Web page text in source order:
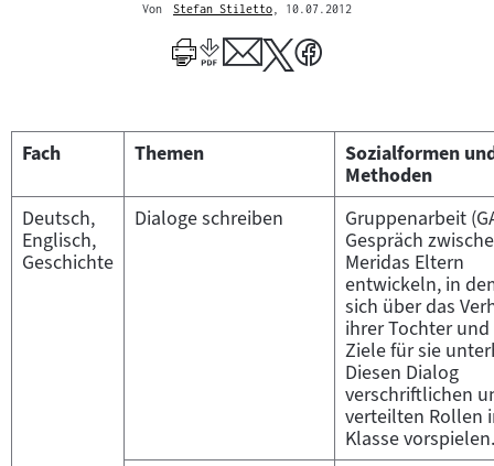
Von
Stefan Stiletto
zum
Author
, 10.07.2012
Fach Themen
Sozialformen
Methoden
Deutsch,
Englisch,
Geschichte
Dialoge schreiben
Gruppenarbeit
Gespräch
Meridas Eltern
entwickeln, in
sich über das
ihrer Tochter
Ziele für sie
Diesen Dialog
verschriftlichen
verteilten Rollen
Klasse vorspielen.